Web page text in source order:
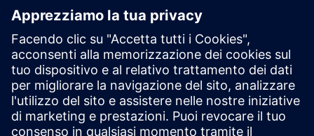
Richiesta di informazioni su corsi di formazione
esclusivi
Compila il modulo di richiesta sottostante se hai bisogno di un
preventivo per un corso di formazione esclusivo in sede,
virtualmente o presso il nostro centro di formazione SITRAIN.
Questo tipo di richiesta è adatto a gruppi più numerosi (da 6
persone in su). Dopo aver fornito i tuoi dati di contatto e le tue